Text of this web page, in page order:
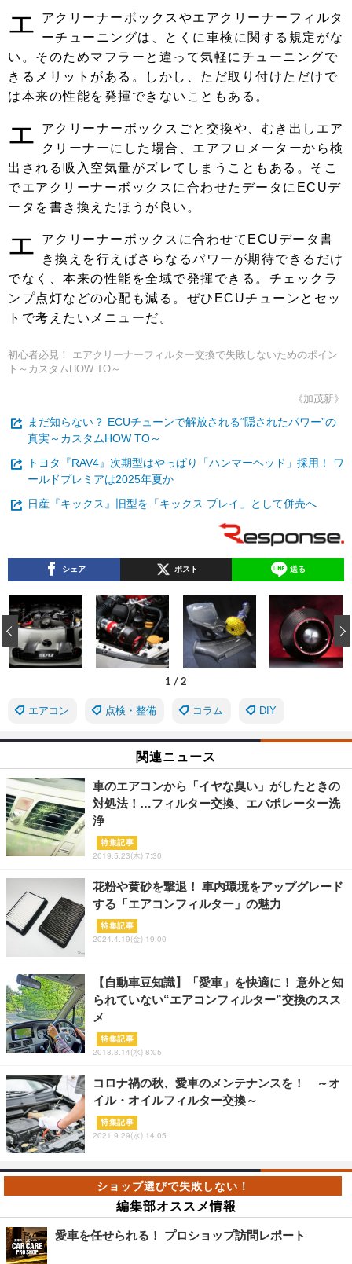
エ
アクリーナーボックスやエアクリーナーフィルタ
ーチューニングは、とくに車検に関する規定がな
い。そのためマフラーと違って気軽にチューニングで
きるメリットがある。しかし、ただ取り付けただけで
は本来の性能を発揮できないこともある。
エ
アクリーナーボックスごと交換や、むき出しエア
クリーナーにした場合、エアフロメーターから検
出される吸入空気量がズレてしまうこともある。そこ
でエアクリーナーボックスに合わせたデータにECUデ
ータを書き換えたほうが良い。
エ
アクリーナーボックスに合わせてECUデータ書
き換えを行えばさらなるパワーが期待できるだけ
でなく、本来の性能を全域で発揮できる。チェックラ
ンプ点灯などの心配も減る。ぜひECUチューンとセッ
トで考えたいメニューだ。
初心者必見！ エアクリーナーフィルター交換で失敗しないためのポイン
ト～カスタムHOW TO～
《加茂新》
まだ知らない？ ECUチューンで解放される“隠されたパワー”の
真実～カスタムHOW TO～
トヨタ『RAV4』次期型はやっぱり「ハンマーヘッド」採用！ ワ
ールドプレミアは2025年夏か
日産『キックス』旧型を「キックス プレイ」として併売へ
シェア ポスト 送る
1 / 2
‹
エアコン 点検・整備 コラム DIY
関連ニュース
車のエアコンから「イヤな臭い」がしたときの
対処法！…フィルター交換、エバポレーター洗
浄
特集記事
2019.5.23(木) 7:30
花粉や黄砂を撃退！ 車内環境をアップグレード
する「エアコンフィルター」の魅力
特集記事
2024.4.19(金) 19:00
【自動車豆知識】「愛車」を快適に！ 意外と知
られていない“エアコンフィルター”交換のスス
メ
特集記事
2018.3.14(水) 8:05
コロナ禍の秋、愛車のメンテナンスを！ ～オ
イル・オイルフィルター交換～
特集記事
2021.9.29(水) 14:05
編集部オススメ情報
愛車を任せられる！ プロショップ訪問レポート